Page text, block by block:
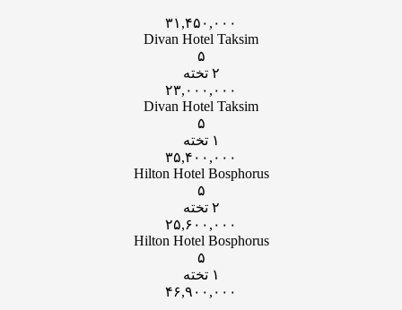
۳۱,۴۵۰,۰۰۰
Divan Hotel Taksim
۵
۲ تخته
۲۳,۰۰۰,۰۰۰
Divan Hotel Taksim
۵
۱ تخته
۳۵,۴۰۰,۰۰۰
Hilton Hotel Bosphorus
۵
۲ تخته
۲۵,۶۰۰,۰۰۰
Hilton Hotel Bosphorus
۵
۱ تخته
۴۶,۹۰۰,۰۰۰